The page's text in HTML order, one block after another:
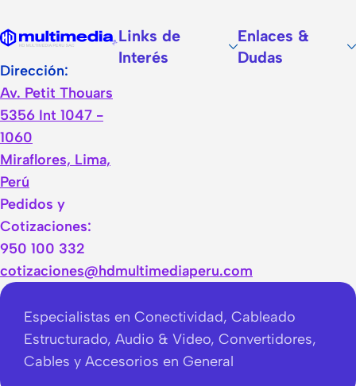
Dirección:
Av. Petit Thouars
5356 Int 1047 -
1060
Miraflores, Lima,
Perú
Pedidos y
Cotizaciones:
950 100 332
cotizaciones@hdmultimediaperu.com
Links de
Interés
Enlaces &
Dudas
Especialistas en Conectividad, Cableado
Estructurado, Audio & Video, Convertidores,
Cables y Accesorios en General